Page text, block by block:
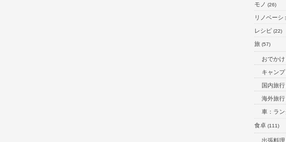
モノ (26)
リノベーシ
レシピ (22)
旅 (57)
おでかけ
キャンプ
国内旅行
海外旅行
車：ラ
食卓 (111)
出張料理